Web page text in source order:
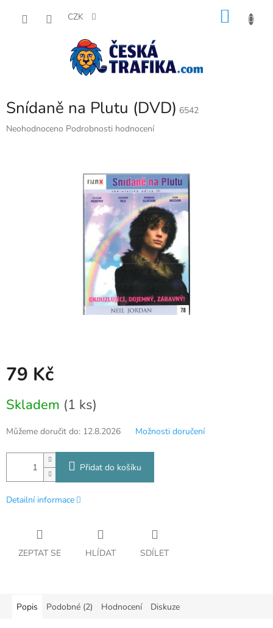
CZK
Snídaně na Plutu (DVD) 6542
Průměrné
Neohodnoceno Podrobnosti hodnocení
79 Kč
cena:
Skladem (1 ks)
Můžeme doručit do: 12.8.2026 Možnosti doručení
Přidat do košíku
Detailní informace
ZEPTAT SE HLÍDAT SDÍLET
Popis Podobné (2) Hodnocení Diskuze